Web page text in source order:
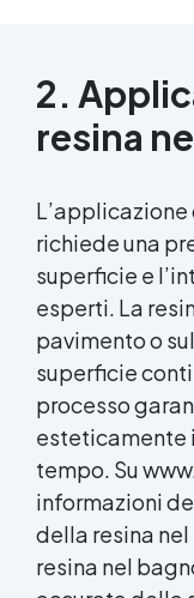
2.
resina
richiede una
superficie e
esperti. La
pavimento o
superficie
processo
esteticamente
tempo. Su
informazioni
della resina
resina nel